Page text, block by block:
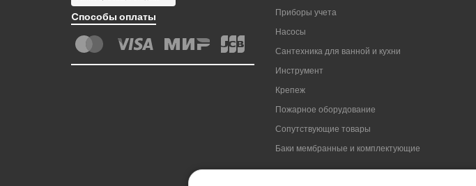
Cпособы оплаты
Приборы учета
Насосы
Сантехника для ванной и кухни
Инструмент
Крепеж
Пожарное оборудование
Сопутствующие товары
Баки мембранные и комплектующие